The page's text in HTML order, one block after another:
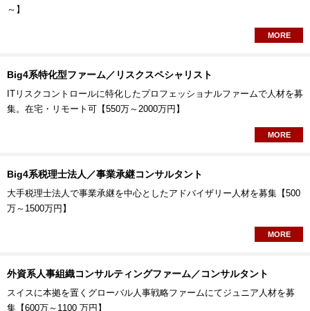
～】
MORE
Big4系特化型ファーム／リスクスペシャリスト
ITリスクコントロールに特化したプロフェッショナルファームで人材を募
集。在宅・リモート可【550万～2000万円】
MORE
Big4系税理士法人／事業承継コンサルタント
大手税理士法人で事業承継を中心としたアドバイザリー人材を募集【500
万～1500万円】
MORE
外資系人事組織コンサルティングファーム／コンサルタント
スイスに本拠を置くグローバル人事戦略ファームにてジュニア人材を募
集【600万～1100 万円】